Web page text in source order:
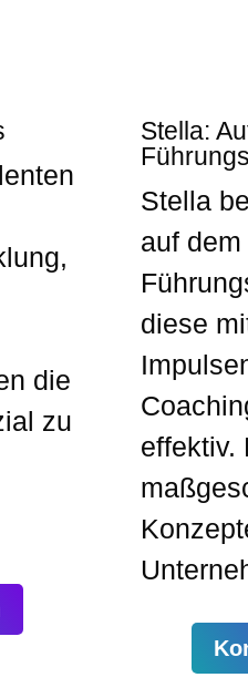
die
zu
Stella:
Stella
auf
diese
effektiv.